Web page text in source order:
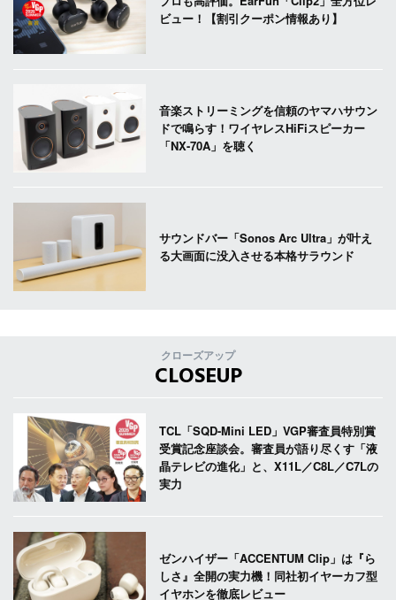
ビュー！【割引クーポン情報あり】
音楽ストリーミングを信頼のヤマハサウン
ドで鳴らす！ワイヤレスHiFiスピーカー
「NX-70A」を聴く
サウンドバー「Sonos Arc Ultra」が叶え
る大画面に没入させる本格サラウンド
クローズアップ
CLOSEUP
TCL「SQD-Mini LED」VGP審査員特別賞
受賞記念座談会。審査員が語り尽くす「液
晶テレビの進化」と、X11L／C8L／C7Lの
実力
ゼンハイザー「ACCENTUM Clip」は『ら
しさ』全開の実力機！同社初イヤーカフ型
イヤホンを徹底レビュー